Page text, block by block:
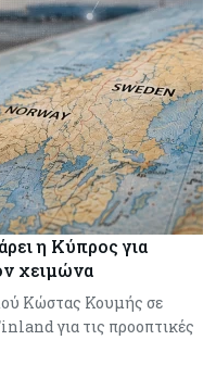
η Κύπρος για
χειμώνα
Κώστας Κουμής σε
για τις προοπτικές